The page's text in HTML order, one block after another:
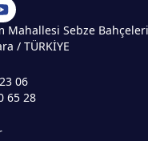
Mahallesi Sebze
/ TÜRKİYE
06
65 28